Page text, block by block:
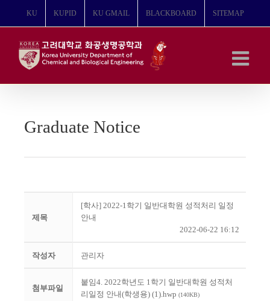
뛰
KU KUPID KU GMAIL BLACKBOARD SITEMAP
Graduate Notice
제목
[학사] 2022-1학기 일반대학원 성적처리 일정
안내
2022-06-22 16:12
작성자 관리자
첨부파일
붙임4. 2022학년도 1학기 일반대학원 성적처
리일정 안내(학생용) (1).hwp (140KB)